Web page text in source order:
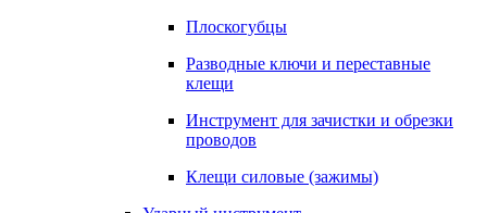
Плоскогубцы
Разводные ключи и переставные
клещи
Инструмент для зачистки и обрезки
проводов
Клещи силовые (зажимы)